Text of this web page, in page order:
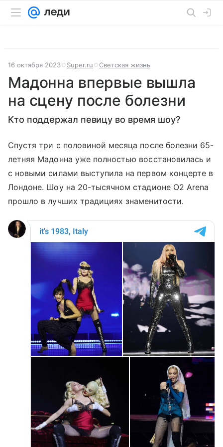
16 октября 2023 Super.ru Светская жизнь
Мадонна впервые вышла
на сцену после болезни
Кто поддержал певицу во время шоу?
Спустя три с половиной месяца после болезни 65-
летняя Мадонна уже полностью восстановилась и
с новыми силами выступила на первом концерте в
Лондоне. Шоу на 20-тысячном стадионе О2 Arena
прошло в лучших традициях знаменитости.